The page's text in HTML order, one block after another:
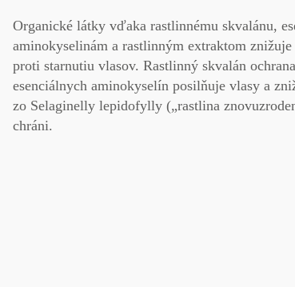
Organické látky vďaka rastlinnému skvalánu,
aminokyselinám a rastlinným extraktom
proti starnutiu vlasov. Rastlinný skvalán
esenciálnych aminokyselín posilňuje vlasy a
zo Selaginelly lepidofylly („rastlina
chráni.